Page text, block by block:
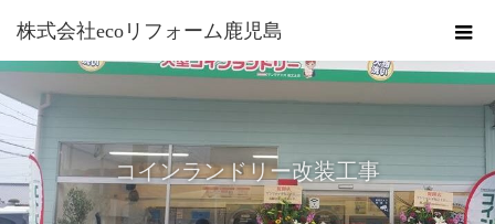
株式会社ecoリフォーム鹿児島
コインランドリー改装工事